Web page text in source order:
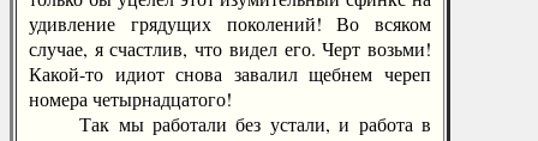
удивление грядущих поколений! Во всяком
случае, я счастлив, что видел его. Черт возьми!
Какой-то идиот снова завалил щебнем череп
номера четырнадцатого!
Так мы работали без устали, и работа в